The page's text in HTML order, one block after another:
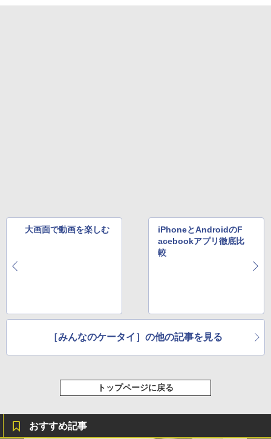
大画面で動画を楽しむ
iPhoneとAndroidのF
acebookアプリ徹底比
較
［みんなのケータイ］の他の記事を見る
トップページに戻る
おすすめ記事